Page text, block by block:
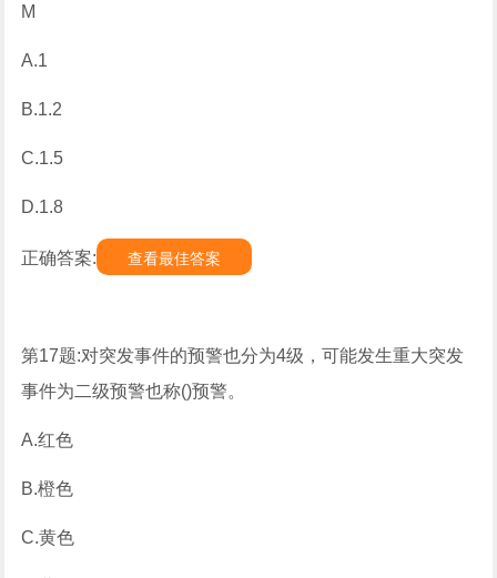
M
A.1
B.1.2
C.1.5
D.1.8
正确答案: 查看最佳答案
第17题:对突发事件的预警也分为4级，可能发生重大突发
事件为二级预警也称()预警。
A.红色
B.橙色
C.黄色